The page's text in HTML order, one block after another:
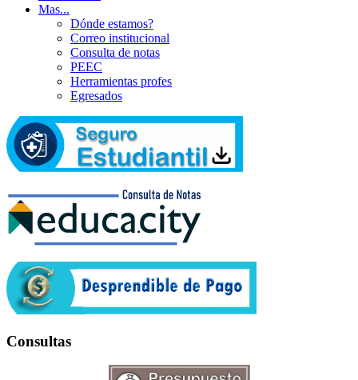
Mas...
Dónde estamos?
Correo institucional
Consulta de notas
PEEC
Herramientas profes
Egresados
Consultas